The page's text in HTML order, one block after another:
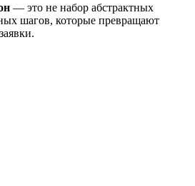
— это не набор абстрактных
шагов, которые превращают